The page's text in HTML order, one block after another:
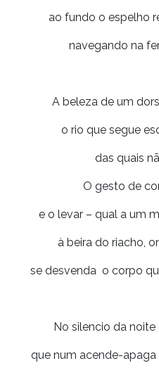
ao fundo o espelho
navegando na
A beleza de um
o rio que segue
das quais
O gesto de
e o levar – qual a um
à beira do riacho,
se desvenda o corpo
No silencio da
que num acende-